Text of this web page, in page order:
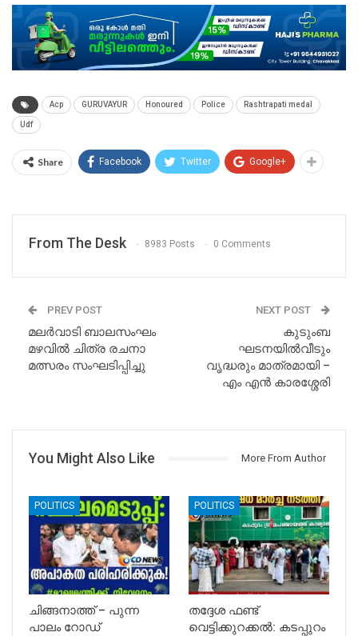
Acp GURUVAYUR Honoured Police Rashtrapati medal
Udf
Share Facebook Twitter Google+
From The Desk 8983 Posts 0 Comments
PREV POST
മലർവാടി ബാലസംഘം
മഴവിൽ ചിത്ര രചനാ
മത്സരം സംഘടിപ്പിച്ചു
NEXT POST
കുടുംബ
ഘടനയിൽവീടും
വൃദ്ധരും മാത്രമായി –
എം എൻ കാരശ്ശേരി
You Might Also Like More From Author
POLITICS
ചിങ്ങനാത്ത് – പുന്ന
പാലം റോഡ്
POLITICS
തദ്ദേശ ഫണ്ട്
വെട്ടിക്കുറക്കൽ: കടപ്പുറം